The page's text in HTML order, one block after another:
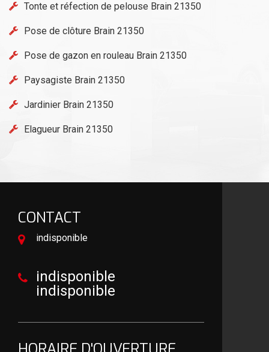
Tonte et réfection de pelouse Brain 21350
Pose de clôture Brain 21350
Pose de gazon en rouleau Brain 21350
Paysagiste Brain 21350
Jardinier Brain 21350
Elagueur Brain 21350
CONTACT
indisponible
indisponible
indisponible